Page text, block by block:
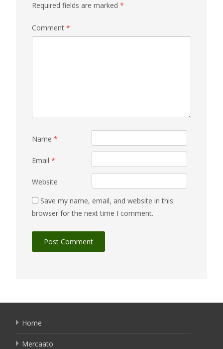
Required fields are marked *
Comment *
Name *
Email *
Website
Save my name, email, and website in this
browser for the next time I comment.
Home
Mercaato